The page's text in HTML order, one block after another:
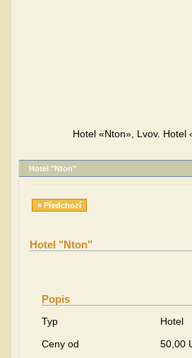
Hotel «Nton», Lvov. Hotel
Hotel "Nton"
« Předchozí
Hotel "Nton"
Popis
Typ
Hotel
Ceny od
50,00